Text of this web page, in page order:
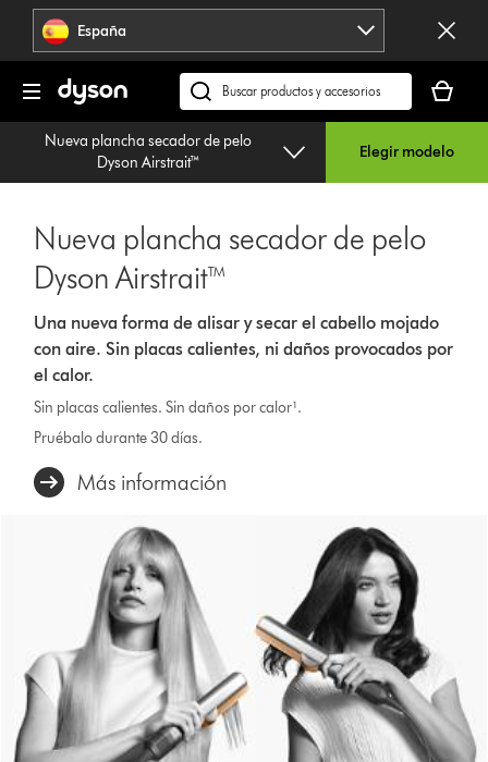
Omitir
navegación España
Buscar
en
dyson.es
cesta
está
vacía
Nueva plancha secador de pelo
Dyson Airstrait™
Elegir modelo
Nueva plancha secador de pelo
Dyson Airstrait™
Una nueva forma de alisar y secar el cabello mojado
con aire. Sin placas calientes, ni daños provocados por
el calor.
Sin placas calientes. Sin daños por calor¹.
Pruébalo durante 30 días.
Más información